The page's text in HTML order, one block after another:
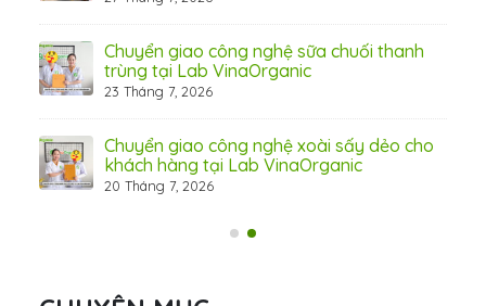
Chuyển giao công nghệ sữa chuối thanh
trùng tại Lab VinaOrganic
23 Tháng 7, 2026
Chuyển giao công nghệ xoài sấy dẻo cho
khách hàng tại Lab VinaOrganic
20 Tháng 7, 2026